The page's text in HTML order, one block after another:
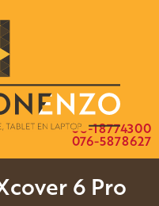
076-5878627
06-18774300
6 Pro